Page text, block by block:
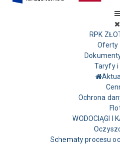
RPK
Oferty
Taryfy i
Ochrona
WODOCIĄGI I
Schematy procesu